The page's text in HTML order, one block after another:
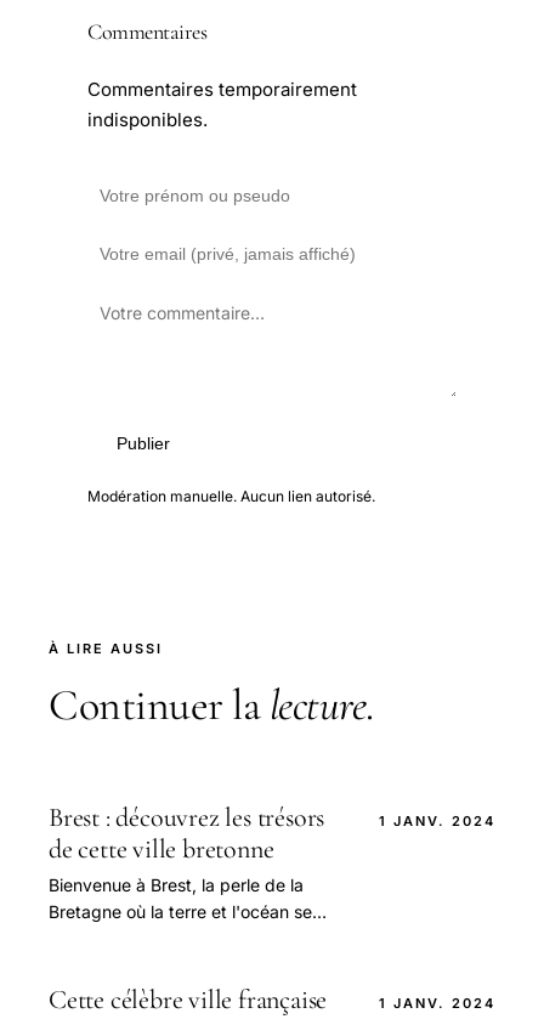
Commentaires
Commentaires temporairement
indisponibles.
Publier
Modération manuelle. Aucun lien autorisé.
À LIRE AUSSI
Continuer la lecture.
Brest : découvrez les trésors
de cette ville bretonne
Bienvenue à Brest, la perle de la
Bretagne où la terre et l'océan se
1 JANV. 2024
Cette célèbre ville française
1 JANV. 2024